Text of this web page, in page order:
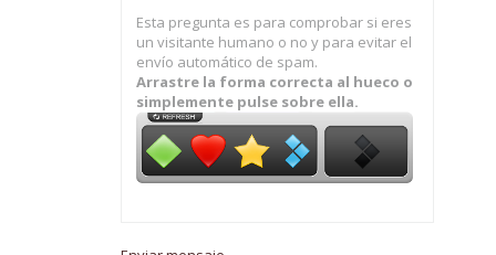
Esta pregunta es para comprobar si eres
un visitante humano o no y para evitar el
envío automático de spam.
Arrastre la forma correcta al hueco o
simplemente pulse sobre ella.